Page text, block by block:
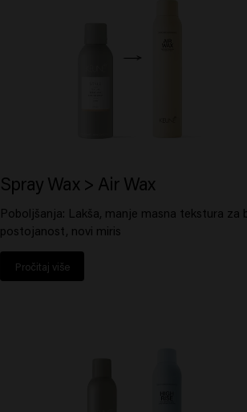
Spray Wax > Air Wax
Poboljšanja: Lakša, manje masna tekstura za
postojanost, novi miris
Pročitaj više